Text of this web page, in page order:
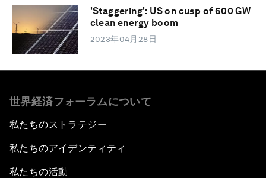
'Staggering': US on cusp of 600 GW
clean energy boom
2023年04月28日
世界経済フォーラムについて
私たちのストラテジー
私たちのアイデンティティ
私たちの活動